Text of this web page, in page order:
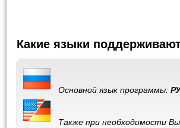
Какие языки
Основной язык программы:
Также при необходимости